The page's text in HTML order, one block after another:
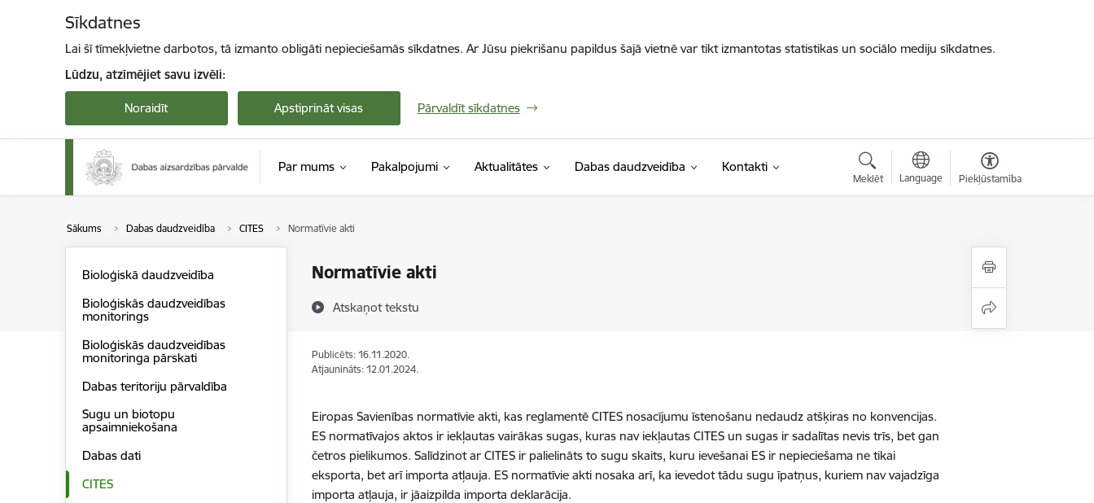
Sīkdatnes
Lai šī tīmekļvietne darbotos, tā izmanto obligāti nepieciešamās sīkdatnes. Ar Jūsu piekrišanu papildus šajā vietnē var tikt izmantotas statistikas un sociālo mediju sīkdatnes.
Lūdzu, atzīmējiet savu izvēli:
Noraidīt Apstiprināt visas Pārvaldīt sīkdatnes
Par mums Pakalpojumi Aktualitātes Dabas daudzveidība Kontakti
Meklēt Language Piekļūstamība
Sākums Dabas daudzveidība CITES Normatīvie akti
Normatīvie akti
Atskaņot tekstu
Bioloģiskā daudzveidība
Bioloģiskās daudzveidības
monitorings
Bioloģiskās daudzveidības
monitoringa pārskati
Dabas teritoriju pārvaldība
Sugu un biotopu
apsaimniekošana
Dabas dati
CITES
Publicēts: 16.11.2020.
Atjaunināts: 12.01.2024.
Eiropas Savienības normatīvie akti, kas reglamentē CITES nosacījumu īstenošanu nedaudz atšķiras no konvencijas.
ES normatīvajos aktos ir iekļautas vairākas sugas, kuras nav iekļautas CITES un sugas ir sadalītas nevis trīs, bet gan
četros pielikumos. Salīdzinot ar CITES ir palielināts to sugu skaits, kuru ievešanai ES ir nepieciešama ne tikai
eksporta, bet arī importa atļauja. ES normatīvie akti nosaka arī, ka ievedot tādu sugu īpatņus, kuriem nav vajadzīga
importa atļauja, ir jāaizpilda importa deklarācija.